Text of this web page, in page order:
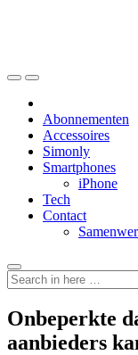
Abonnementen
Accessoires
Simonly
Smartphones
iPhone
Tech
Contact
Search
for:
Onbeperkte
aanbieders